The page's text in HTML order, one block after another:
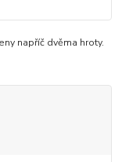
napříč dvěma hroty.